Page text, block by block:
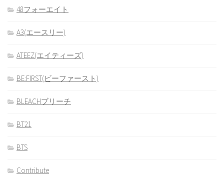
48フォーエイト
A3(エースリー)
ATEEZ(エイティーズ)
BE:FIRST(ビーファースト)
BLEACHブリーチ
BT21
BTS
Contribute